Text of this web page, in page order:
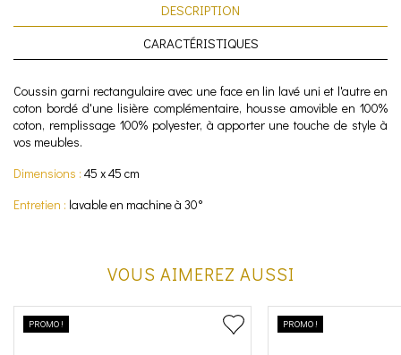
DESCRIPTION
CARACTÉRISTIQUES
Coussin garni rectangulaire avec une face en lin lavé uni et l'autre en
coton bordé d'une lisière complémentaire, housse amovible en 100%
coton, remplissage 100% polyester, à apporter une touche de style à
vos meubles.
Dimensions : 45 x 45 cm
Entretien : lavable en machine à 30°
VOUS AIMEREZ AUSSI
PROMO ! PROMO !